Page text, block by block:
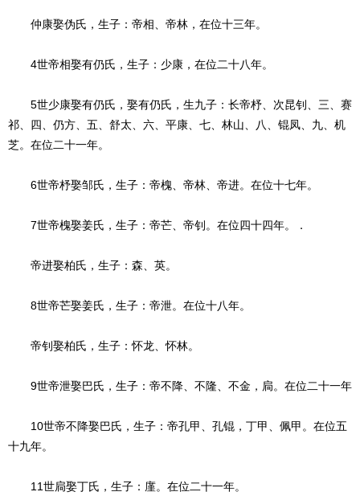
仲康娶伪氏，生子：帝相、帝林，在位十三年。
4世帝相娶有仍氏，生子：少康，在位二十八年。
5世少康娶有仍氏，娶有仍氏，生九子：长帝杼、次昆钊、三、赛
祁、四、仍方、五、舒太、六、平康、七、林山、八、锟凤、九、机
芝。在位二十一年。
6世帝杼娶邹氏，生子：帝槐、帝林、帝进。在位十七年。
7世帝槐娶姜氏，生子：帝芒、帝钊。在位四十四年。．
帝进娶柏氏，生子：森、英。
8世帝芒娶姜氏，生子：帝泄。在位十八年。
帝钊娶柏氏，生子：怀龙、怀林。
9世帝泄娶巴氏，生子：帝不降、不隆、不金，扃。在位二十一年
10世帝不降娶巴氏，生子：帝孔甲、孔锟，丁甲、佩甲。在位五
十九年。
11世扃娶丁氏，生子：廑。在位二十一年。